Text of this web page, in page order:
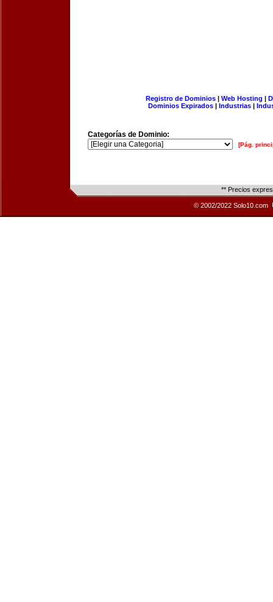
Registro de Dominios| Web Hosting |
Dominios Expirados | Industrias |
Categorías de Dominio:
[Pág.
** Precios
© 2002/2022 Solo10.com